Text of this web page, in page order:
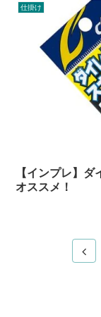
仕掛け
【インプレ】
オススメ！